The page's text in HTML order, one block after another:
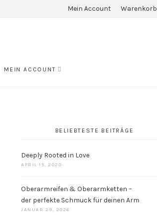
Mein Account Warenkorb
MEIN ACCOUNT
BELIEBTESTE BEITRÄGE
Deeply Rooted in Love
APRIL 15, 2020
Oberarmreifen & Oberarmketten –
der perfekte Schmuck für deinen Arm
JANUAR 29, 2026